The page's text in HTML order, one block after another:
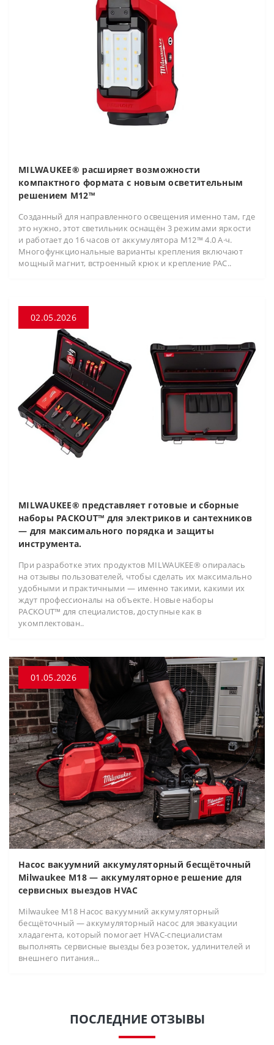
MILWAUKEE® расширяет возможности
компактного формата с новым осветительным
решением M12™
Созданный для направленного освещения именно там, где
это нужно, этот светильник оснащён 3 режимами яркости
и работает до 16 часов от аккумулятора M12™ 4.0 А·ч.
Многофункциональные варианты крепления включают
мощный магнит, встроенный крюк и крепление PAC..
02.05.2026
MILWAUKEE® представляет готовые и сборные
наборы PACKOUT™ для электриков и сантехников
— для максимального порядка и защиты
инструмента.
При разработке этих продуктов MILWAUKEE® опиралась
на отзывы пользователей, чтобы сделать их максимально
удобными и практичными — именно такими, какими их
ждут профессионалы на объекте. Новые наборы
PACKOUT™ для специалистов, доступные как в
укомплектован..
01.05.2026
Насос вакуумний аккумуляторный бесщёточный
Milwaukee M18 — аккумуляторное решение для
сервисных выездов HVAC
Milwaukee M18 Насос вакуумний аккумуляторный
бесщёточный — аккумуляторный насос для эвакуации
хладагента, который помогает HVAC-специалистам
выполнять сервисные выезды без розеток, удлинителей и
внешнего питания...
ПОСЛЕДНИЕ ОТЗЫВЫ